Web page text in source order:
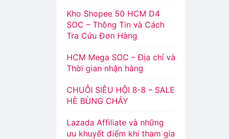
Kho Shopee 50 HCM D4
SOC – Thông Tin và Cách
Tra Cứu Đơn Hàng
HCM Mega SOC – Địa chỉ và
Thời gian nhận hàng
CHUỖI SIÊU HỘI 8-8 – SALE
HÈ BÙNG CHÁY
Lazada Affiliate và những
ưu khuyết điểm khi tham gia